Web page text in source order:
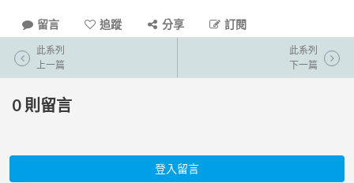
留言 追蹤 分享 訂閱
此系列
上一篇
此系列
下一篇
0 則留言
登入留言